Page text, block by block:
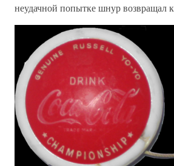
неудачной попытке шнур возвращал